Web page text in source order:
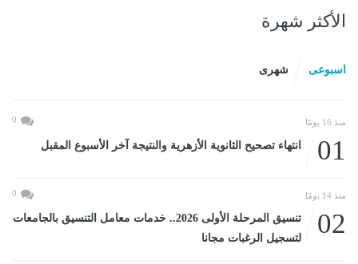
الأكثر شهرة
اسبوعى شهرى
منذ 16 يومًا 0
01 انتهاء تصحيح الثانوية الأزهرية والنتيجة آخر الأسبوع المقبل
منذ 14 يومًا 0
02
تنسيق المرحلة الأولى 2026.. خدمات معامل التنسيق بالجامعات
لتسجيل الرغبات مجانا